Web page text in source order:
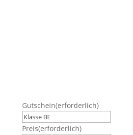
Gutschein(erforderlich)
Preis(erforderlich)